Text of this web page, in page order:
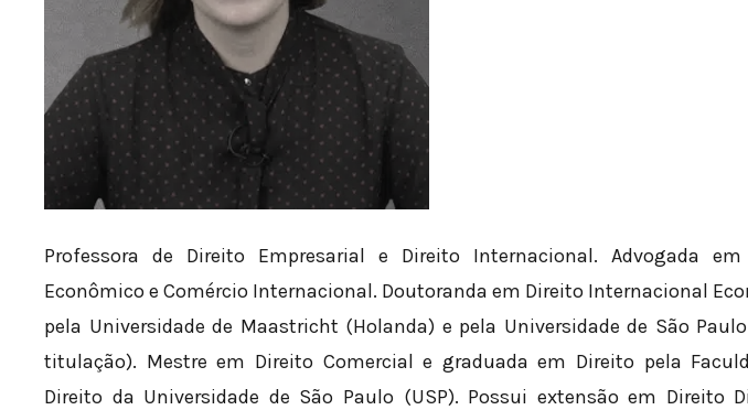
Professora de Direito Empresarial e Direito Internacional. Advogada em
Econômico e Comércio Internacional. Doutoranda em Direito Internacional
pela Universidade de Maastricht (Holanda) e pela Universidade de São
titulação). Mestre em Direito Comercial e graduada em Direito pela
Direito da Universidade de São Paulo (USP). Possui extensão em Direito